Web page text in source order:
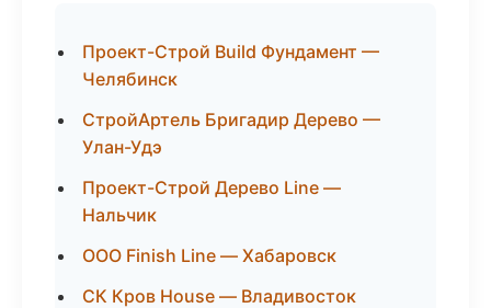
Проект-Строй Build Фундамент —
Челябинск
СтройАртель Бригадир Дерево —
Улан-Удэ
Проект-Строй Дерево Line —
Нальчик
ООО Finish Line — Хабаровск
СК Кров House — Владивосток